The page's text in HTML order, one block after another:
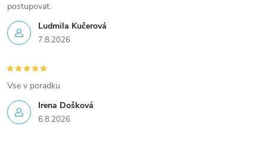
Ludmila Kučerová
7.8.2026
postupovat.
Irena Došková
6.8.2026
Vse v poradku